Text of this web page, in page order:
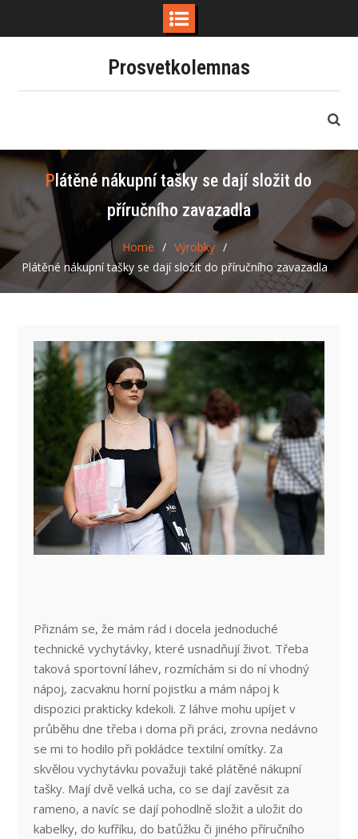
Prosvetkolemnas
Plátěné nákupní tašky se dají složit do
příručního zavazadla
Home
Výrobky
Plátěné nákupní tašky se dají složit do příručního zavazadla
Přiznám se, že mám rád i docela jednoduché
technické vychytávky, které usnadňují život. Třeba
taková sportovní láhev, rozmíchám si do ní vhodný
nápoj, zacvaknu horní pojistku a mám nápoj k
dispozici prakticky kdekoli. Z láhve mohu upíjet v
průběhu dne třeba i doma při práci, zrovna nedávno
se mi to hodilo při pokládce textilní omítky. Za
skvělou vychytávku považuji také plátěné nákupní
tašky. Mají dvě velká ucha, co se dají zavěsit za
rameno, a navíc se dají pohodlně složit a uložit do
kabelky, do kufříku, do batůžku či jiného příručního